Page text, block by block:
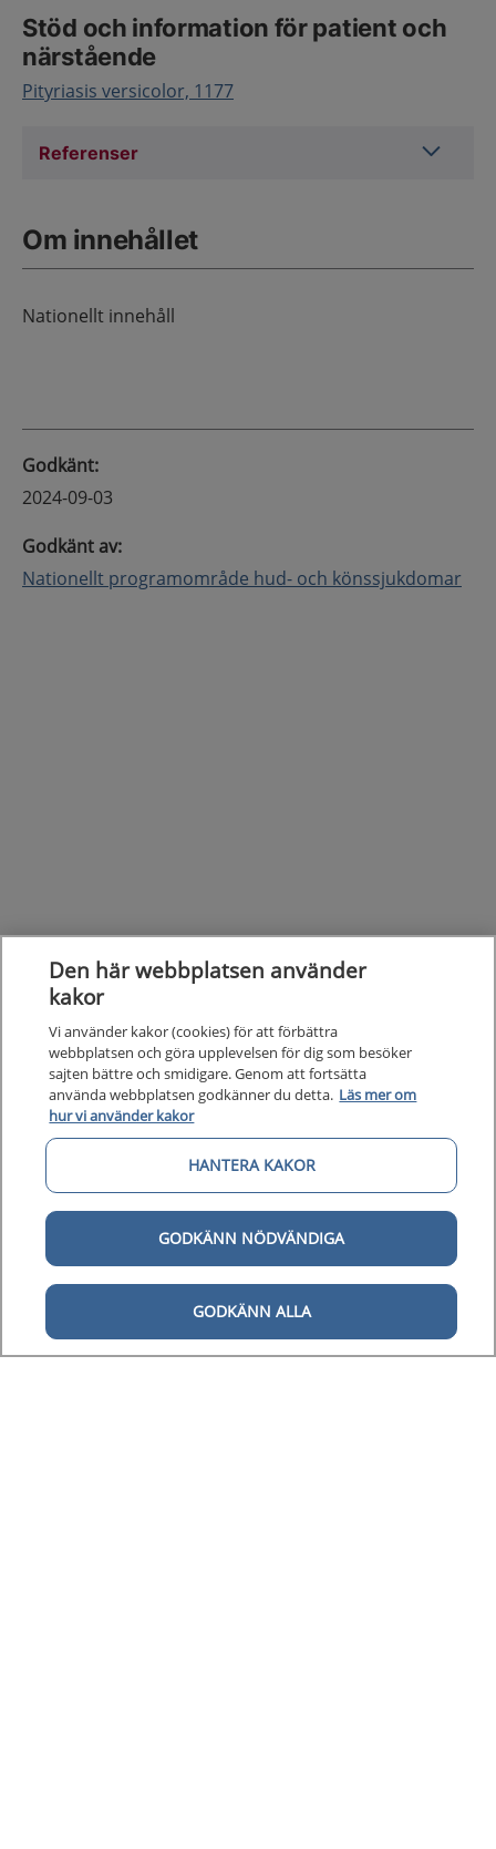
Stöd och information för patient och
närstående
Pityriasis versicolor, 1177
Referenser
Om innehållet
Nationellt innehåll
Godkänt:
2024-09-03
Godkänt av:
Nationellt programområde hud- och könssjukdomar
Den här webbplatsen använder
kakor
Vi använder kakor (cookies) för att förbättra
webbplatsen och göra upplevelsen för dig som besöker
sajten bättre och smidigare. Genom att fortsätta
använda webbplatsen godkänner du detta. Läs mer om
hur vi använder kakor
HANTERA KAKOR
GODKÄNN NÖDVÄNDIGA
GODKÄNN ALLA